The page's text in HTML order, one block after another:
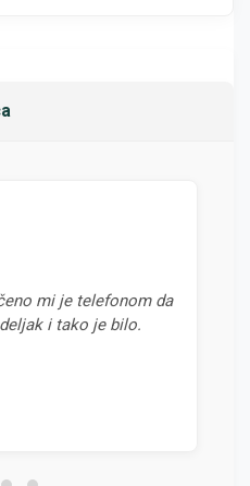
mi je telefonom da
i tako je bilo.